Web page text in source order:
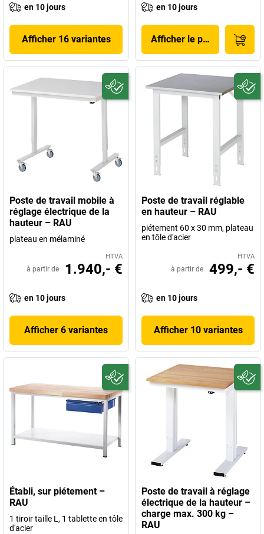
en 10 jours
Afficher 16 variantes
en 10 jours
Afficher le produit
Poste de travail mobile à
réglage électrique de la
hauteur – RAU
plateau en mélaminé
HTVA
à partir de 1.940,- €
en 10 jours
Afficher 6 variantes
Poste de travail réglable
en hauteur – RAU
piétement 60 x 30 mm, plateau
en tôle d'acier
HTVA
à partir de 499,- €
en 10 jours
Afficher 10 variantes
Établi, sur piétement –
RAU
1 tiroir taille L, 1 tablette en tôle
d'acier
Poste de travail à réglage
électrique de la hauteur –
charge max. 300 kg –
RAU